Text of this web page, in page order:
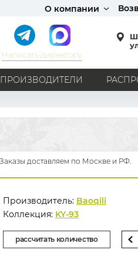
О компании
Написать директору
ПРОИЗВОДИТЕЛИ
Хай-тек
Лофт
Однотонные
Цветы
Дамаск
Все рисунки
доставляем по Москве и РФ.
Производитель: Baoqili
Коллекция: KY-93
рассчитать количество